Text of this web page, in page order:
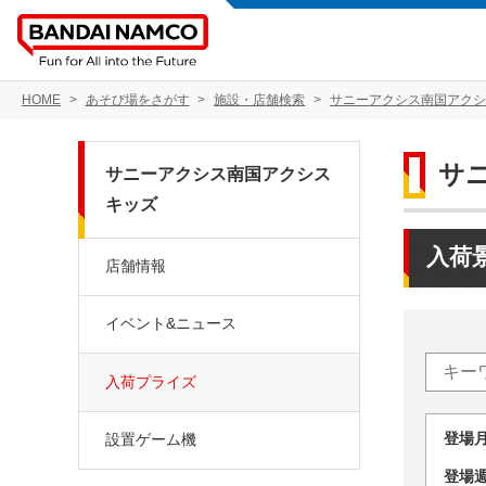
HOME あそび場をさがす 施設・店舗検索 サニーアクシス南国アク
サ
入荷
登
登
サニーアクシス南国アクシス
キッズ
店舗情報
イベント&ニュース
入荷プライズ
設置ゲーム機